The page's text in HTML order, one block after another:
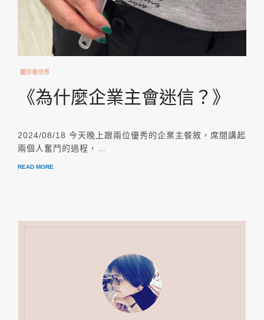
麗莎看世界
《為什麼企業主會迷信？》
2024/08/18 今天晚上跟兩位優秀的企業主餐敘，席間講起
兩個人奮鬥的過程，…
READ MORE